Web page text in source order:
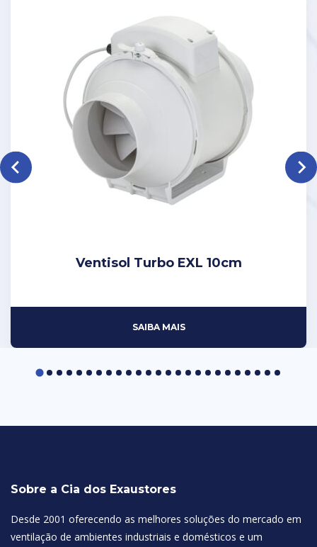
Ventisol Turbo EXL 10cm
SAIBA MAIS
Sobre a Cia dos Exaustores
Desde 2001 oferecendo as melhores soluções do mercado em
ventilação de ambientes industriais e domésticos e um